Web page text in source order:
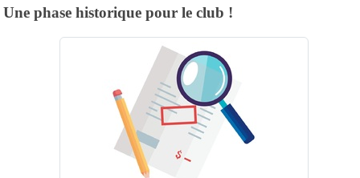
Une phase historique pour le club !